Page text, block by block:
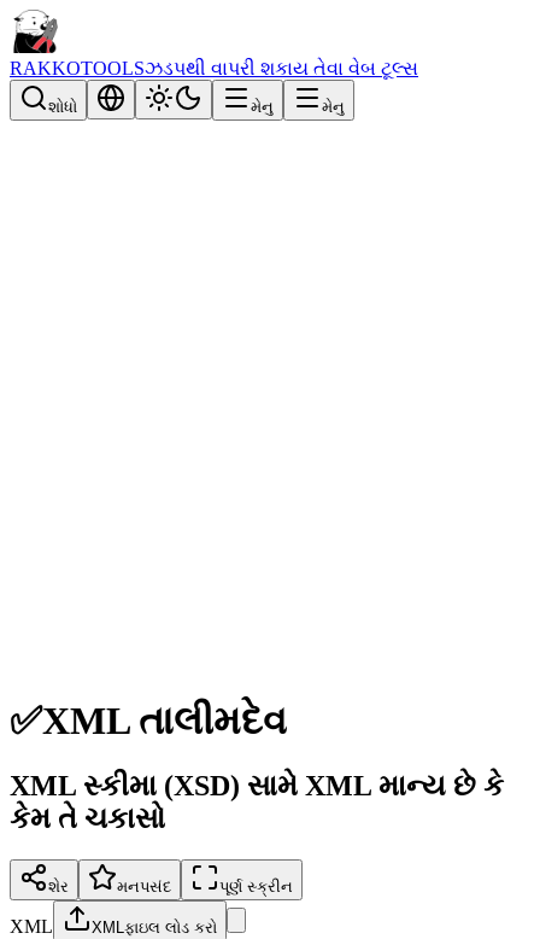
RAKKOTOOLSઝડપથી વાપરી શકાય તેવા વેબ ટૂલ્સ
શોધો મેનુ મેનુ
✅XML તાલીમદેવ
XML સ્કીમા (XSD) સામે XML માન્ય છે કે
કેમ તે ચકાસો
શેર મનપસંદ પૂર્ણ સ્ક્રીન
XML XMLફાઇલ લોડ કરો